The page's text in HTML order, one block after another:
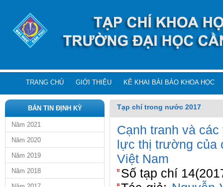
TRANG CHỦ GIỚI THIỆU KÊ KHAI BÀI BÁO KHOA HỌC
BẢN TIN ĐỊNH KỲ
Năm 2021
Năm 2020
Năm 2019
Năm 2018
Tạp chí trong nước 2017
Cạnh tranh và
lực thị trường của
Việt Nam
Số tạp chí